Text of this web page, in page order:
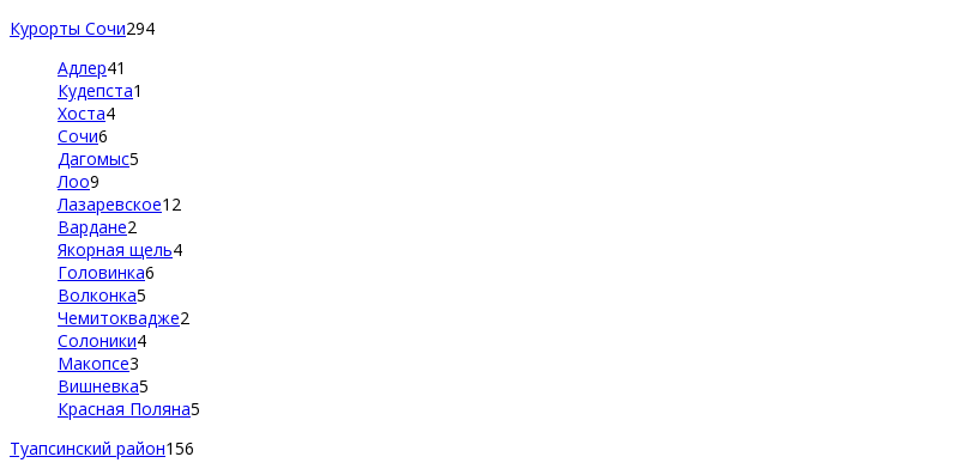
Курорты Сочи294
Адлер41
Кудепста1
Хоста4
Сочи6
Дагомыс5
Лоо9
Лазаревское12
Вардане2
Якорная щель4
Головинка6
Волконка5
Чемитоквадже2
Солоники4
Макопсе3
Вишневка5
Красная Поляна5
Туапсинский район156